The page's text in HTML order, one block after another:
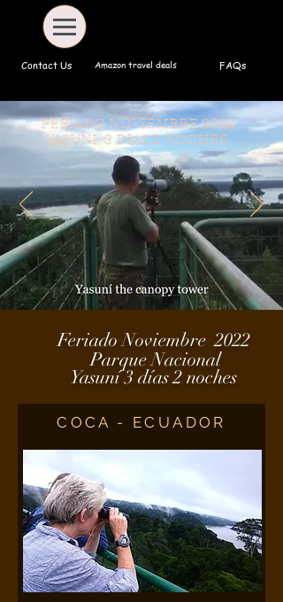
Contact Us Amazon travel deals FAQs
FERIADO NOVIEMBRE 2022
YASUNI3 DÍAS 2 NOCHES
Feriado Noviembre 2022
Parque Nacional
Yasuní3días2 noches
COCA - ECUADOR